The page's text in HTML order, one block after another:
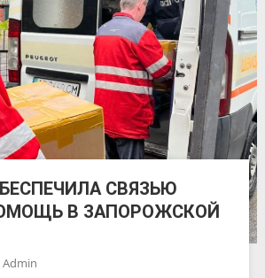
СВЯЗЬЮ
В ЗАПОРОЖСКОЙ
Admin